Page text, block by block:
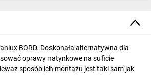
BORD. Doskonała alternatywna dla
oprawy natynkowe na suficie
sposób ich montażu jest taki sam jak